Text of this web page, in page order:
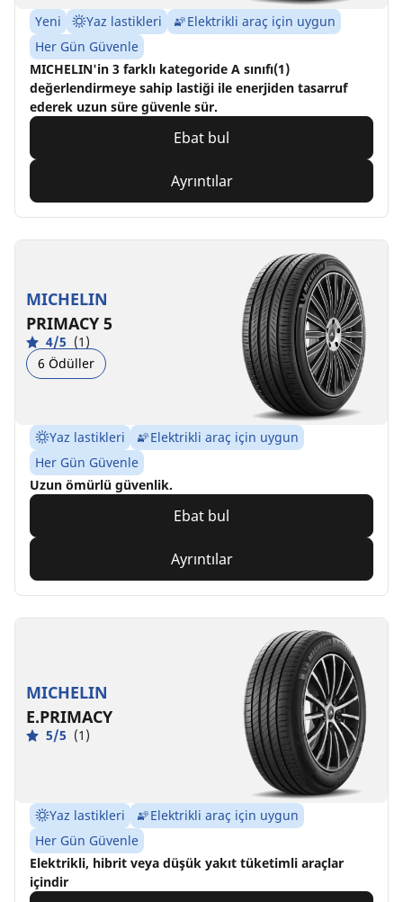
Yeni Yaz lastikleri
Elektrikli araç için uygun
Her Gün Güvenle
MICHELIN'in 3 farklı kategoride A sınıfı(1)
değerlendirmeye sahip lastiği ile enerjiden tasarruf
ederek uzun süre güvenle sür.
Ebat bul
Ayrıntılar
MICHELIN
PRIMACY 5
4/5 (1)
6 Ödüller
Yaz lastikleri
Elektrikli araç için uygun
Her Gün Güvenle
Uzun ömürlü güvenlik.
Ebat bul
Ayrıntılar
MICHELIN
E.PRIMACY
5/5 (1)
Yaz lastikleri
Elektrikli araç için uygun
Her Gün Güvenle
Elektrikli, hibrit veya düşük yakıt tüketimli araçlar
içindir